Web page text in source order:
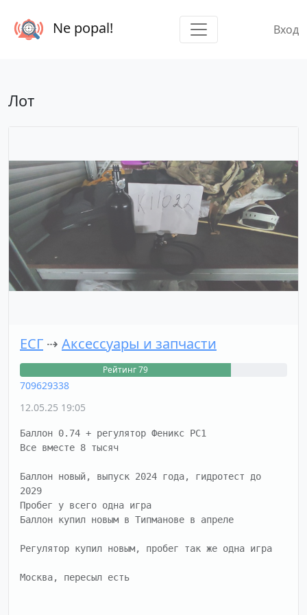
Ne popal! Вход
Лот
ЕСГ ⇢ Аксессуары и запчасти
Рейтинг 79
709629338
12.05.25 19:05
Баллон 0.74 + регулятор Феникс РС1
Все вместе 8 тысяч
Баллон новый, выпуск 2024 года, гидротест до
2029
Пробег у всего одна игра
Баллон купил новым в Типманове в апреле
Регулятор купил новым, пробег так же одна игра